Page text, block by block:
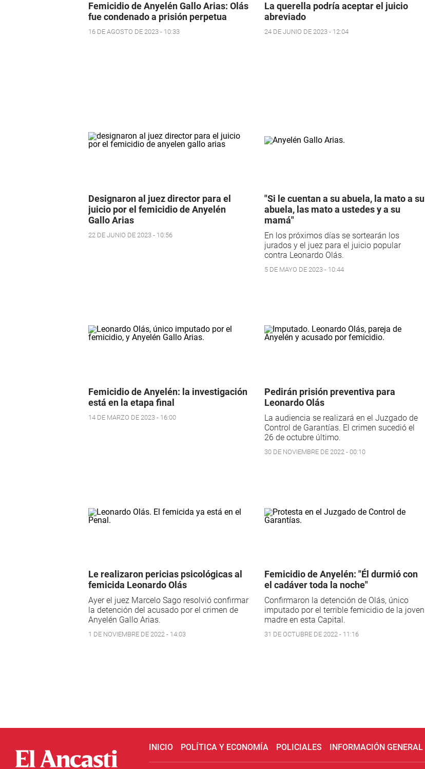
Femicidio de Anyelén Gallo Arias: Olás
fue condenado a prisión perpetua
16 DE AGOSTO DE 2023 - 10:33
La querella podría aceptar el juicio
abreviado
24 DE JUNIO DE 2023 - 12:04
Designaron al juez director para el
juicio por el femicidio de Anyelén
Gallo Arias
22 DE JUNIO DE 2023 - 10:56
"Si le cuentan a su abuela, la mato a su
abuela, las mato a ustedes y a su
mamá"
En los próximos días se sortearán los
jurados y el juez para el juicio popular
contra Leonardo Olás.
5 DE MAYO DE 2023 - 10:44
Femicidio de Anyelén: la investigación
está en la etapa final
14 DE MARZO DE 2023 - 16:00
Pedirán prisión preventiva para
Leonardo Olás
La audiencia se realizará en el Juzgado de
Control de Garantías. El crimen sucedió el
26 de octubre último.
30 DE NOVIEMBRE DE 2022 - 00:10
Le realizaron pericias psicológicas al
femicida Leonardo Olás
Ayer el juez Marcelo Sago resolvió confirmar
la detención del acusado por el crimen de
Anyelén Gallo Arias.
1 DE NOVIEMBRE DE 2022 - 14:03
Femicidio de Anyelén: "Él durmió con
el cadáver toda la noche"
Confirmaron la detención de Olás, único
imputado por el terrible femicidio de la joven
madre en esta Capital.
31 DE OCTUBRE DE 2022 - 11:16
INICIO POLÍTICA Y ECONOMÍA POLICIALES INFORMACIÓN GENERAL